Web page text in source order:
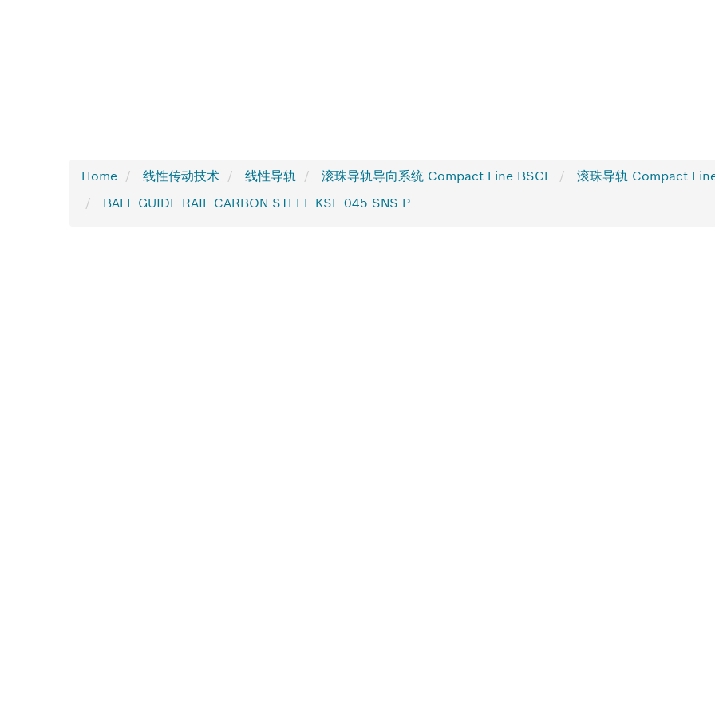
Home 线性传动技术 线性导轨 滚珠导轨导向系统 Compact Line BSCL
滚珠导轨 Compact
BALL GUIDE RAIL CARBON STEEL KSE-045-SNS-P